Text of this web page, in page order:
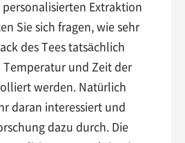
personalisierten Extraktion
Sie sich fragen, wie sehr
des Tees tatsächlich
Temperatur und Zeit der
werden. Natürlich
daran interessiert und
dazu durch. Die